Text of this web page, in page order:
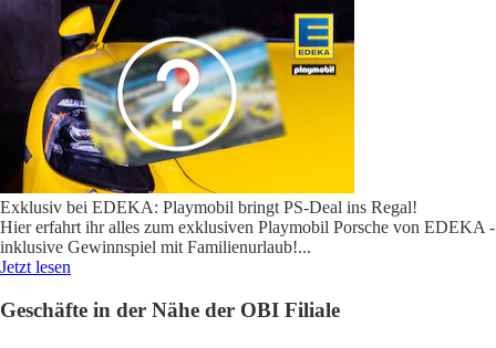
Exklusiv bei EDEKA: Playmobil bringt PS-Deal ins Regal!
Hier erfahrt ihr alles zum exklusiven Playmobil Porsche von EDEKA -
inklusive Gewinnspiel mit Familienurlaub!...
Jetzt lesen
Geschäfte in der Nähe der OBI Filiale